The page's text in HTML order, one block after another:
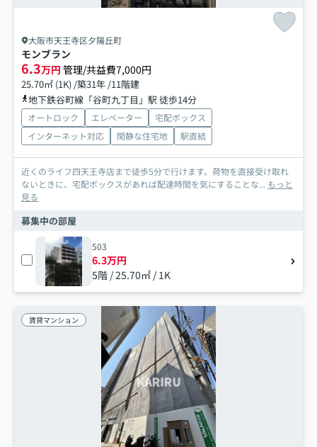
大阪市天王寺区夕陽丘町
モンブラン
6.3万円 管理/共益費7,000円
25.70㎡ (1K) /築31年 /11階建
地下鉄谷町線「谷町九丁目」駅 徒歩14分
オートロック エレベーター
宅配ボックス
インターネット対応
閑静な住宅地 駅直結
近くのライフ四天王寺店まで徒歩5分で行けます。荷物を直接受け取れ
ないときに、宅配ボックスがあれば配達時間を気にすることな... もっと
見る
募集中の部屋
503
6.3万円
5階 / 25.70㎡ / 1K
賃貸マンション